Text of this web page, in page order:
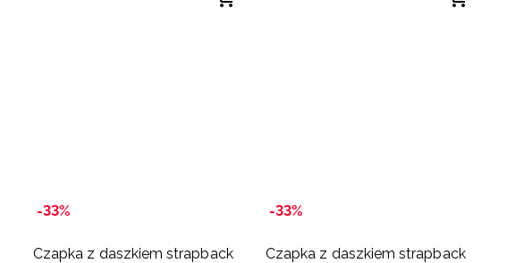
-33%
Czapka z daszkiem strapback
-33%
Czapka z daszkiem strapback